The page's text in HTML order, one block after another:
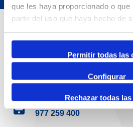
que les haya proporcionado o que
partir del uso que haya hecho de
Permitir todas las
Configurar
Rechazar todas
Contact
Adreça
Passeig de l'Escullera s/
Contact number
977 259 400